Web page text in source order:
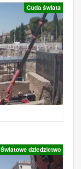
Cuda świata
Światowe dziedzictwo